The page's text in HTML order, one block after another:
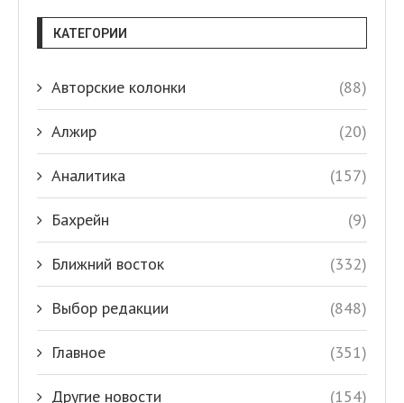
КАТЕГОРИИ
Авторские колонки (88)
Алжир (20)
Аналитика (157)
Бахрейн (9)
Ближний восток (332)
Выбор редакции (848)
Главное (351)
Другие новости (154)